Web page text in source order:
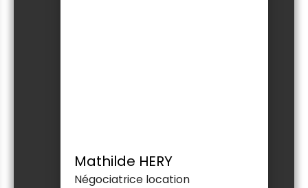
Mathilde HERY
Négociatrice location